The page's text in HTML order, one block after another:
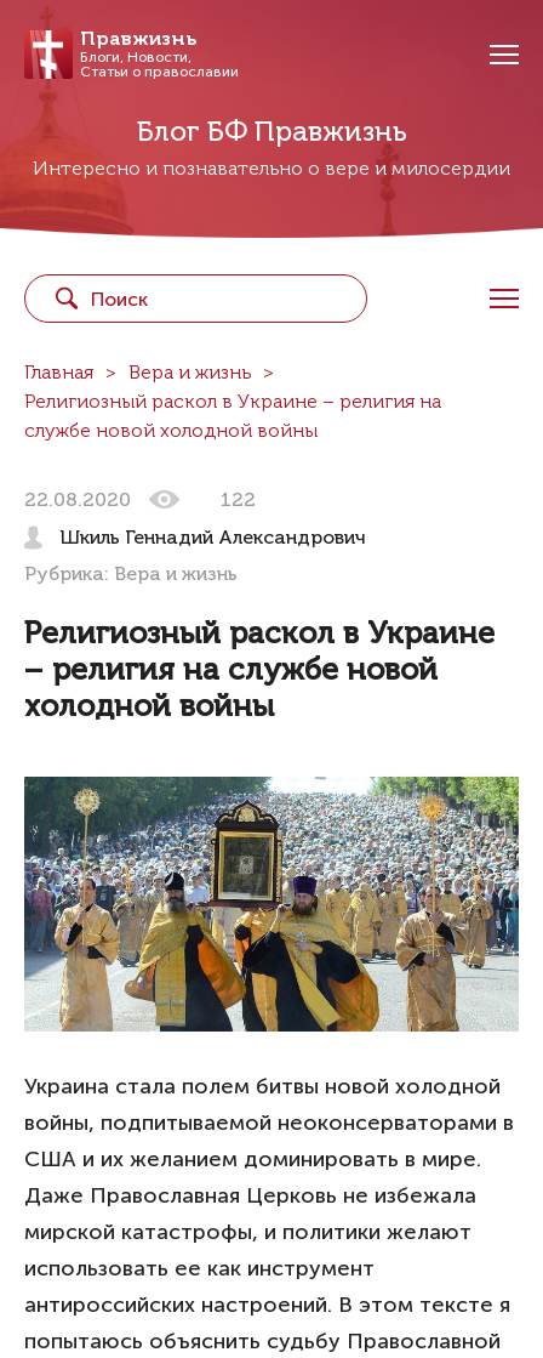
Правжизнь
Блоги, Новости,
Статьи о православии
Блог БФ Правжизнь
Интересно и познавательно о вере и милосердии
Главная
Вера и жизнь
Религиозный раскол в Украине – религия на
службе новой холодной войны
22.08.2020
122
Шкиль Геннадий Александрович
Рубрика: Вера и жизнь
Религиозный раскол в Украине
– религия на службе новой
холодной войны
Украина стала полем битвы новой холодной
войны, подпитываемой неоконсерваторами в
США и их желанием доминировать в мире.
Даже Православная Церковь не избежала
мирской катастрофы, и политики желают
использовать ее как инструмент
антироссийских настроений. В этом тексте я
попытаюсь объяснить судьбу Православной